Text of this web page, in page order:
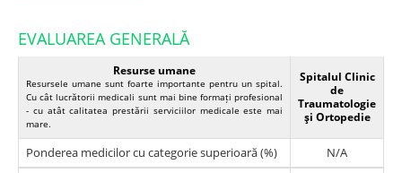
EVALUAREA GENERALĂ
Resurse umane
Resursele umane sunt foarte importante pentru un spital.
Cu cât lucrătorii medicali sunt mai bine formați profesional
- cu atât calitatea prestării serviciilor medicale este mai
mare.
Spitalul Clinic
de
Traumatologie
şi Ortopedie
Ponderea medicilor cu categorie superioară (%)
N/A